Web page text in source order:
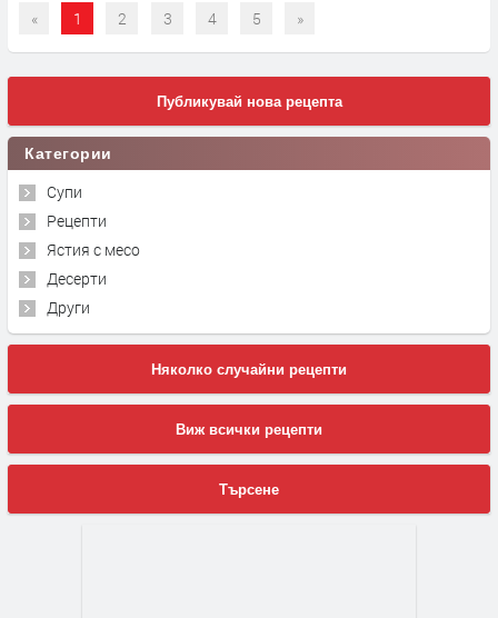
« 1 2 3 4 5 »
Публикувай нова рецепта
Категории
Супи
Рецепти
Ястия с месо
Десерти
Други
Няколко случайни рецепти
Виж всички рецепти
Търсене